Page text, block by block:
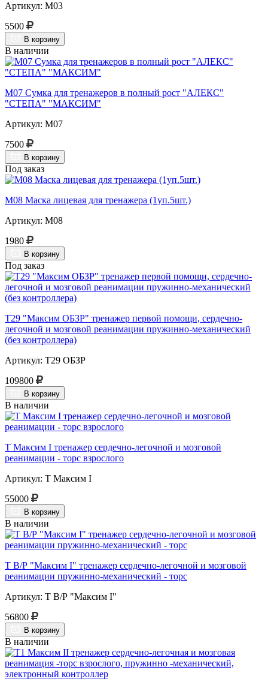
Артикул: М03
5500
В корзину
В наличии
М07 Сумка для тренажеров в полный рост "АЛЕКС"
"СТЕПА" "МАКСИМ"
Артикул: М07
7500
В корзину
Под заказ
М08 Маска лицевая для тренажера (1уп.5шт.)
Артикул: М08
1980
В корзину
Под заказ
Т29 "Максим ОБЗР" тренажер первой помощи, сердечно-
легочной и мозговой реанимации пружинно-механический
(без контроллера)
Артикул: Т29 ОБЗР
109800
В корзину
В наличии
Т Максим I тренажер сердечно-легочной и мозговой
реанимации - торс взрослого
Артикул: Т Максим I
55000
В корзину
В наличии
Т В/Р "Максим I" тренажер сердечно-легочной и мозговой
реанимации пружинно-механический - торс
Артикул: Т В/Р "Максим I"
56800
В корзину
В наличии